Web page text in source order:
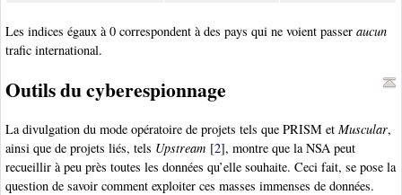
Les indices égaux à 0 correspondent à des pays qui ne voient passer aucun
trafic international.
Outils du cyberespionnage
La divulgation du mode opératoire de projets tels que PRISM et Muscular,
ainsi que de projets liés, tels Upstream [2], montre que la NSA peut
recueillir à peu près toutes les données qu’elle souhaite. Ceci fait, se pose la
question de savoir comment exploiter ces masses immenses de données.